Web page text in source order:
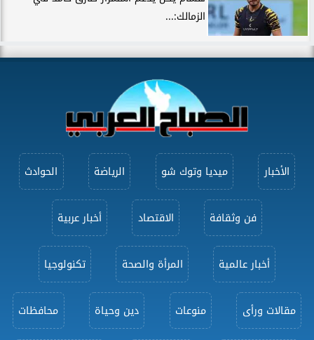
الزمالك:...
الأخبار ميديا وتوك شو الرياضة الحوادث
فن وثقافة الاقتصاد أخبار عربية
أخبار عالمية المرأة والصحة تكنولوجيا
مقالات ورأى منوعات دين وحياة محافظات